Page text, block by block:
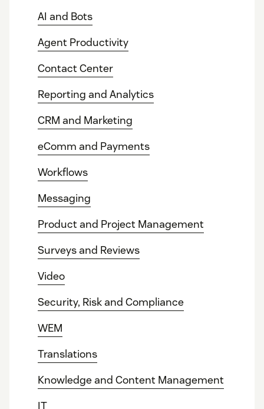
AI and Bots
Agent Productivity
Contact Center
Reporting and Analytics
CRM and Marketing
eComm and Payments
Workflows
Messaging
Product and Project Management
Surveys and Reviews
Video
Security, Risk and Compliance
WEM
Translations
Knowledge and Content Management
IT